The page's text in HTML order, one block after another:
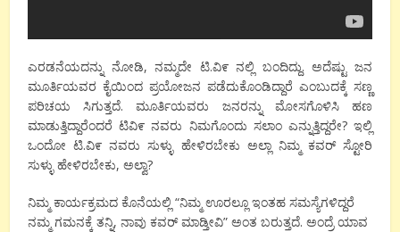
ಎರಡನೆಯದನ್ನು ನೋಡಿ, ನಮ್ಮದೇ ಟಿ.ವಿ೯ ನಲ್ಲಿ ಬಂದಿದ್ದು. ಅದೆಷ್ಟು ಜನ
ಮೂರ್ತಿಯವರ ಕೈಯಿಂದ ಪ್ರಯೋಜನ ಪಡೆದುಕೊಂಡಿದ್ದಾರೆ ಎಂಬುದಕ್ಕೆ ಸಣ್ಣ
ಪರಿಚಯ ಸಿಗುತ್ತದೆ. ಮೂರ್ತಿಯವರು ಜನರನ್ನು ಮೋಸಗೊಳಿಸಿ ಹಣ
ಮಾಡುತ್ತಿದ್ದಾರೆಂದರೆ ಟಿವಿ೯ ನವರು ನಿಮಗೊಂದು ಸಲಾಂ ಎನ್ನುತ್ತಿದ್ದರೇ? ಇಲ್ಲಿ
ಒಂದೋ ಟಿ.ವಿ೯ ನವರು ಸುಳ್ಳು ಹೇಳಿರಬೇಕು ಅಲ್ಲಾ ನಿಮ್ಮ ಕವರ್ ಸ್ಟೋರಿ
ಸುಳ್ಳು ಹೇಳಿರಬೇಕು, ಅಲ್ವಾ?
ನಿಮ್ಮ ಕಾರ್ಯಕ್ರಮದ ಕೊನೆಯಲ್ಲಿ “ನಿಮ್ಮ ಊರಲ್ಲೂ ಇಂತಹ ಸಮಸ್ಯೆಗಳಿದ್ದರೆ
ನಮ್ಮ ಗಮನಕ್ಕೆ ತನ್ನಿ, ನಾವು ಕವರ್ ಮಾಡ್ತೀವಿ” ಅಂತ ಬರುತ್ತದೆ. ಅಂದ್ರೆ ಯಾವ